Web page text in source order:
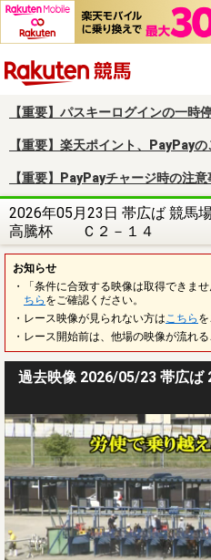
【重要】パスキーログインの一時
【重要】楽天ポイント、PayPay
【重要】PayPayチャージ時の注意
2026年05月23日 帯広ば 競馬
高騰杯 Ｃ２－１４
お知らせ
・「条件に合致する映像は取得できま
ちら をご確認ください。
・レース映像が見られない方は こちら
・レース開始前は、他場の映像が流れる
過去映像 2026/05/23 帯広ば